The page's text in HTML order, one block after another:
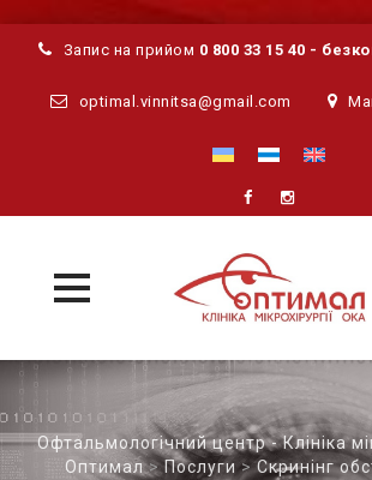
Запис на прийом 0 800 33 15 40 -
optimal.vinnitsa@gmail.com
Skip
content
Офтальмологічний центр - Клініка
Оптимал> Послуги >Скринінг